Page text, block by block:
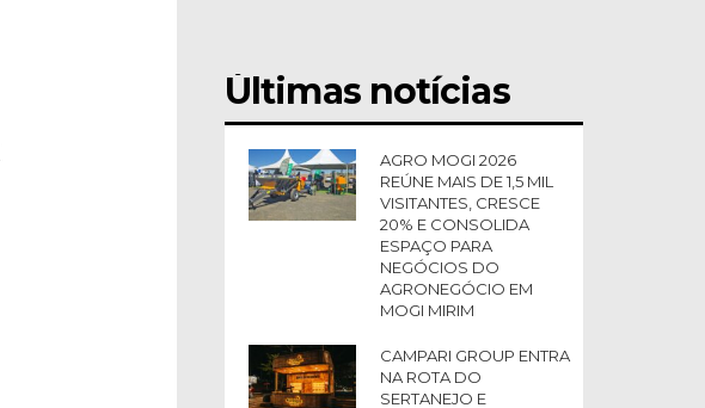
Últimas notícias
AGRO MOGI 2026
REÚNE MAIS DE 1,5 MIL
VISITANTES, CRESCE
20% E CONSOLIDA
ESPAÇO PARA
NEGÓCIOS DO
AGRONEGÓCIO EM
MOGI MIRIM
CAMPARI GROUP ENTRA
NA ROTA DO
SERTANEJO E